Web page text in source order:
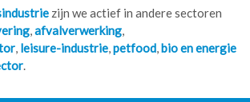
zijn we actief in andere sectoren
afvalverwerking
leisure-industrie petfood bio en energie